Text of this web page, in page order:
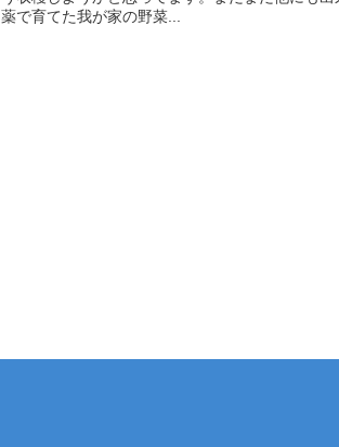
薬で育てた我が家の野菜...